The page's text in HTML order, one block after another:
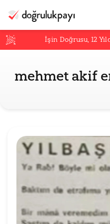
İşin Doğrusu,12
mehmet akif